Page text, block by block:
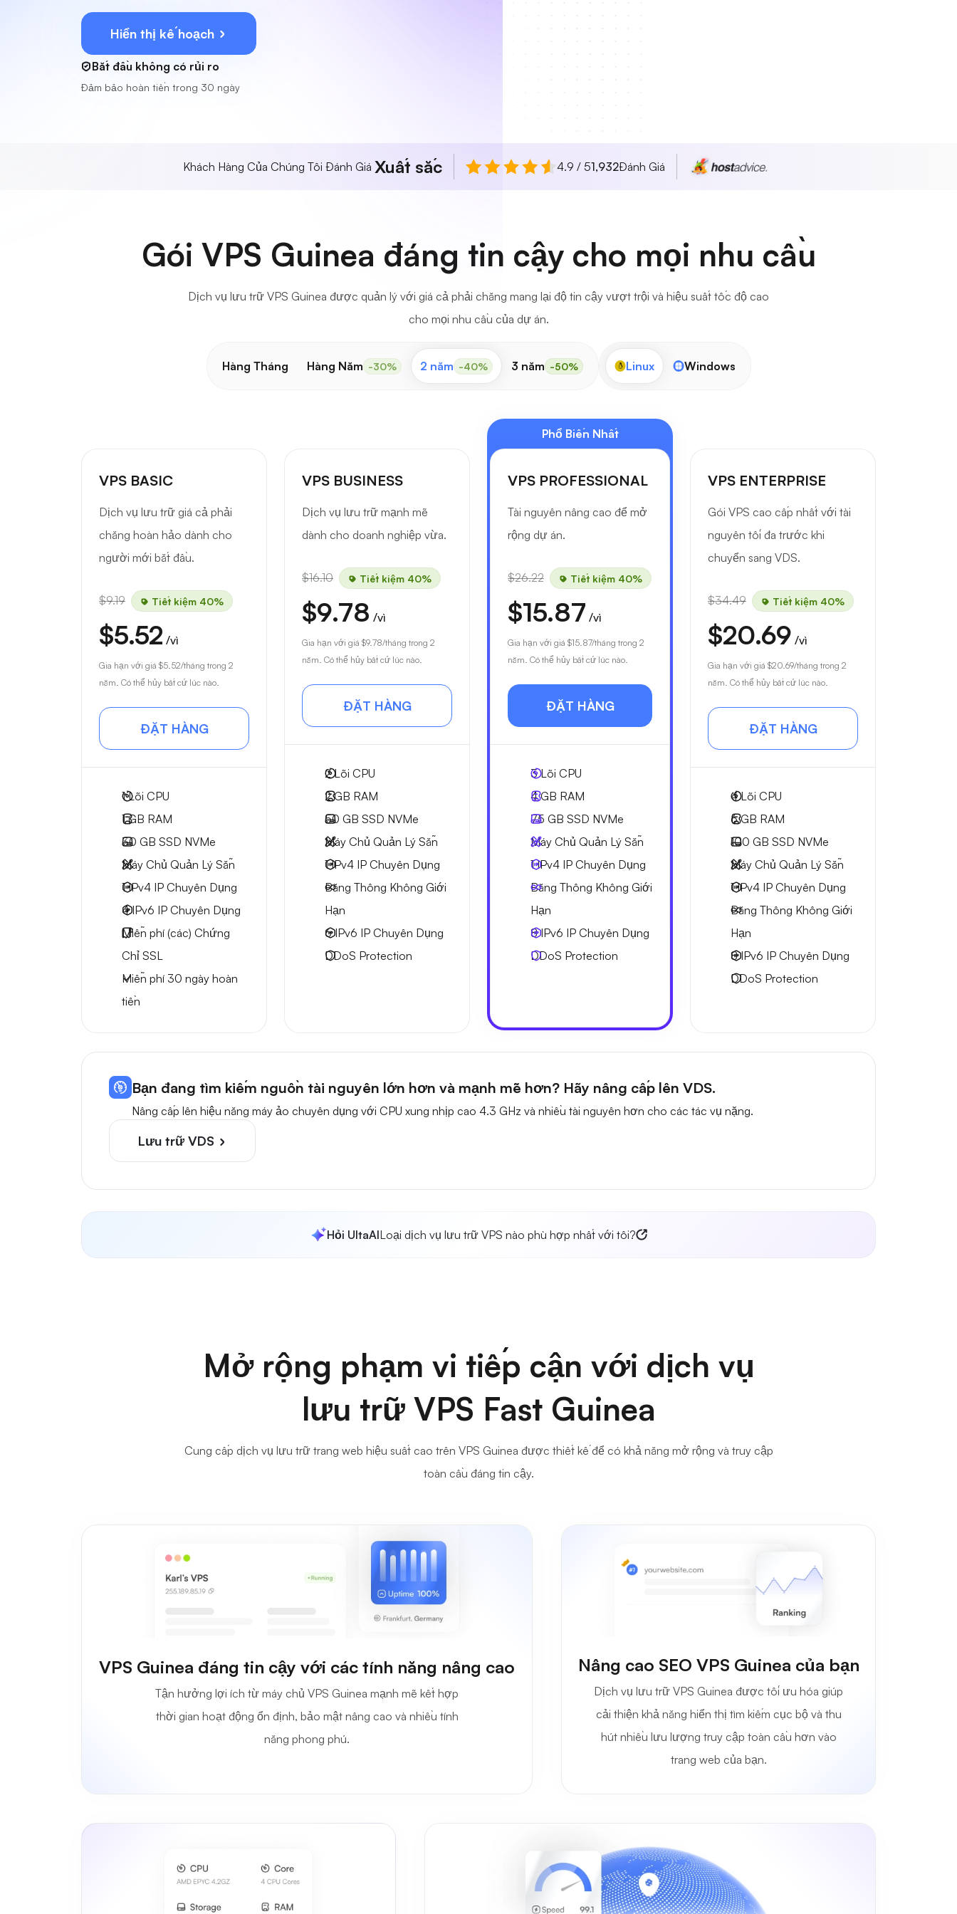
Hiển thị kế hoạch
Bắt đầu không có rủi ro
Đảm bảo hoàn tiền trong 30 ngày
Khách Hàng Của Chúng Tôi Đánh Giá Xuất sắc 4.9 / 51,932Đánh Giá
Gói VPS Guinea đáng tin cậy cho mọi nhu cầu
Dịch vụ lưu trữ VPS Guinea được quản lý với giá cả phải chăng mang lại độ tin cậy vượt trội và hiệu suất tốc độ cao
cho mọi nhu cầu của dự án.
Hàng Tháng Hàng Năm -30% 2 năm -40% 3 năm -50% Linux Windows
VPS BASIC
Dịch vụ lưu trữ giá cả phải
chăng hoàn hảo dành cho
người mới bắt đầu.
$9.19 Tiết kiệm 40%
$5.52 /vì
Gia hạn với giá $5.52/tháng trong 2
năm. Có thể hủy bất cứ lúc nào.
ĐẶT HÀNG
1Lõi CPU
1 GB RAM
30 GB SSD NVMe
Máy Chủ Quản Lý Sẵn
1 IPv4 IP Chuyên Dụng
4 IPv6 IP Chuyên Dụng
Miễn phí (các) Chứng
Chỉ SSL
Miễn phí 30 ngày hoàn
tiền
VPS BUSINESS
Dịch vụ lưu trữ mạnh mẽ
dành cho doanh nghiệp vừa.
$16.10 Tiết kiệm 40%
$9.78 /vì
Gia hạn với giá $9.78/tháng trong 2
năm. Có thể hủy bất cứ lúc nào.
ĐẶT HÀNG
2Lõi CPU
2 GB RAM
50 GB SSD NVMe
Máy Chủ Quản Lý Sẵn
1 IPv4 IP Chuyên Dụng
Băng Thông Không Giới
Hạn
6 IPv6 IP Chuyên Dụng
DDoS Protection
Phổ Biến Nhất
VPS PROFESSIONAL
Tài nguyên nâng cao để mở
rộng dự án.
$26.22 Tiết kiệm 40%
$15.87 /vì
Gia hạn với giá $15.87/tháng trong 2
năm. Có thể hủy bất cứ lúc nào.
ĐẶT HÀNG
3Lõi CPU
4 GB RAM
75 GB SSD NVMe
Máy Chủ Quản Lý Sẵn
1 IPv4 IP Chuyên Dụng
Băng Thông Không Giới
Hạn
8 IPv6 IP Chuyên Dụng
DDoS Protection
VPS ENTERPRISE
Gói VPS cao cấp nhất với tài
nguyên tối đa trước khi
chuyển sang VDS.
$34.49 Tiết kiệm 40%
$20.69 /vì
Gia hạn với giá $20.69/tháng trong 2
năm. Có thể hủy bất cứ lúc nào.
ĐẶT HÀNG
4Lõi CPU
6 GB RAM
100 GB SSD NVMe
Máy Chủ Quản Lý Sẵn
1 IPv4 IP Chuyên Dụng
Băng Thông Không Giới
Hạn
8 IPv6 IP Chuyên Dụng
DDoS Protection
Bạn đang tìm kiếm nguồn tài nguyên lớn hơn và mạnh mẽ hơn? Hãy nâng cấp lên VDS.
Nâng cấp lên hiệu năng máy ảo chuyên dụng với CPU xung nhịp cao 4.3 GHz và nhiều tài nguyên hơn cho các tác vụ nặng.
Lưu trữ VDS
Hỏi UltaAILoại dịch vụ lưu trữ VPS nào phù hợp nhất với tôi?
Mở rộng phạm vi tiếp cận với dịch vụ
lưu trữ VPS Fast Guinea
Cung cấp dịch vụ lưu trữ trang web hiệu suất cao trên VPS Guinea được thiết kế để có khả năng mở rộng và truy cập
toàn cầu đáng tin cậy.
VPS Guinea đáng tin cậy với các tính năng nâng cao
Tận hưởng lợi ích từ máy chủ VPS Guinea mạnh mẽ kết hợp
thời gian hoạt động ổn định, bảo mật nâng cao và nhiều tính
năng phong phú.
Nâng cao SEO VPS Guinea của bạn
Dịch vụ lưu trữ VPS Guinea được tối ưu hóa giúp
cải thiện khả năng hiển thị tìm kiếm cục bộ và thu
hút nhiều lưu lượng truy cập toàn cầu hơn vào
trang web của bạn.